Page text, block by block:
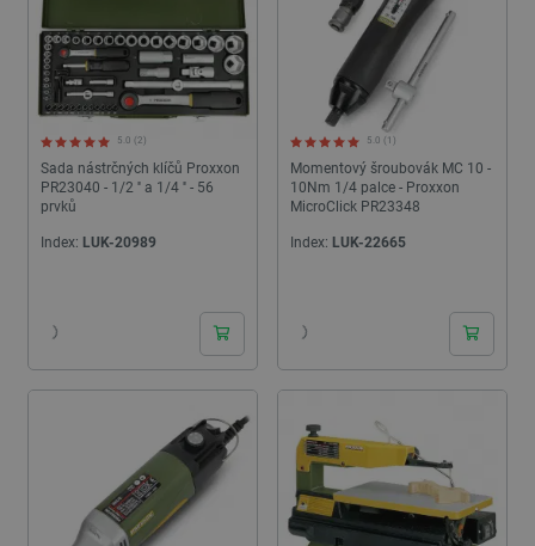
Sada nástrčných klíčů Proxxon
PR23040 - 1/2 '' a 1/4 '' - 56
prvků
5.0 (2)
Index: LUK-20989
Momentový šroubovák MC 10 -
10Nm 1/4 palce - Proxxon
MicroClick PR23348
5.0 (1)
Index: LUK-22665